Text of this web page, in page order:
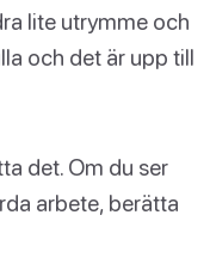
lite utrymme och
och det är upp till
det. Om du ser
arbete, berätta